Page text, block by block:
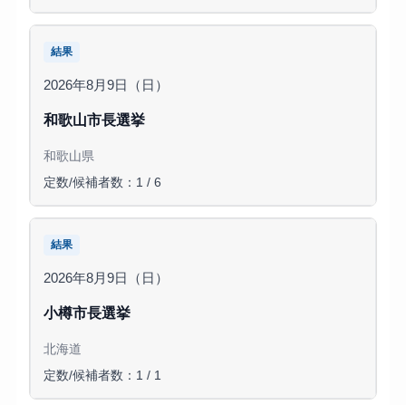
結果
2026年8月9日（日）
和歌山市長選挙
和歌山県
定数/候補者数：1 / 6
結果
2026年8月9日（日）
小樽市長選挙
北海道
定数/候補者数：1 / 1